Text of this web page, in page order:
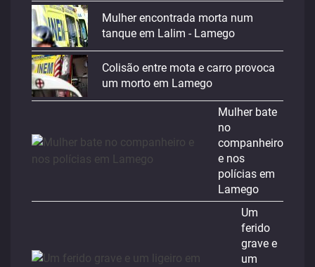
Mulher encontrada morta num
tanque em Lalim - Lamego
Colisão entre mota e carro provoca
um morto em Lamego
Mulher bate
no
companheiro
e nos
polícias em
Lamego
Um
ferido
grave e
um